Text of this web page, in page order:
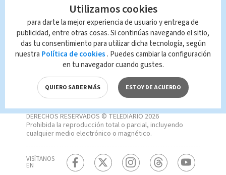
DERECHOS RESERVADOS © TELEDIARIO 2026
Prohibida la reproducción total o parcial, incluyendo
cualquier medio electrónico o magnético.
VISÍTANOS
EN
Utilizamos cookies
para darte la mejor experiencia de usuario y entrega de
publicidad, entre otras cosas. Si continúas navegando el sitio,
das tu consentimiento para utilizar dicha tecnología, según
nuestra Política de cookies . Puedes cambiar la configuración
en tu navegador cuando gustes.
QUIERO SABER MÁS ESTOY DE ACUERDO